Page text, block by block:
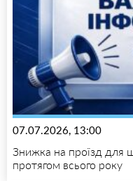
07.07.2026, 13:00
Знижка на проїзд для
протягом всього року